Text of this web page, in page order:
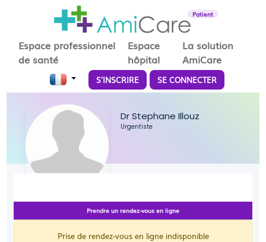
Patient
Espace professionnel
de santé
Espace
hôpital
La solution
AmiCare
S'INSCRIRE SE CONNECTER
Dr Stephane Illouz
Urgentiste
Prendre un rendez-vous en ligne
Prise de rendez-vous en ligne indisponible